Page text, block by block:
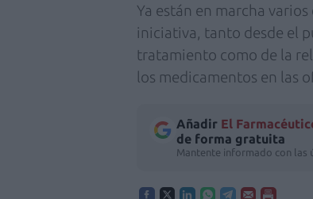
Ya están en marcha
iniciativa, tanto desde el
tratamiento como de la
los medicamentos en las
Añadir El
de forma gratuita
Mantente informado con las